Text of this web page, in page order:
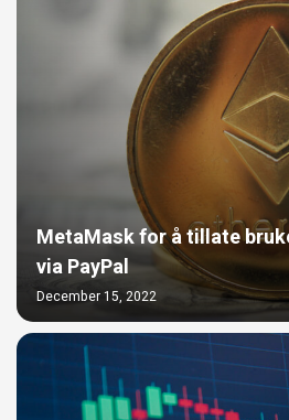
MetaMask for å tillate
via PayPal
December 15, 2022